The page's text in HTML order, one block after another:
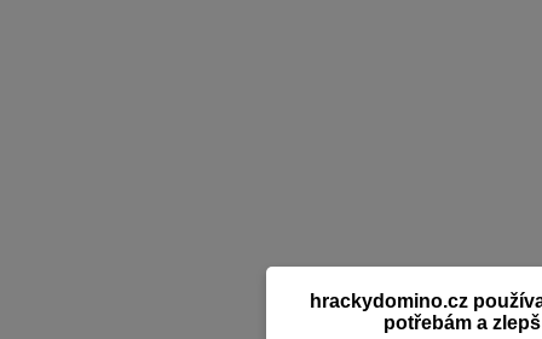
hrackydomino.cz
potřebám a